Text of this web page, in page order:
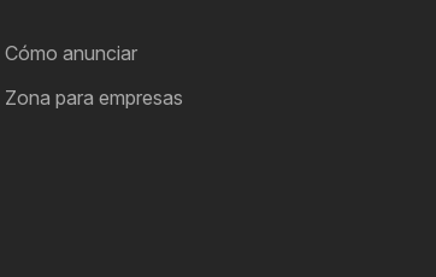
Cómo anunciar
Zona para empresas